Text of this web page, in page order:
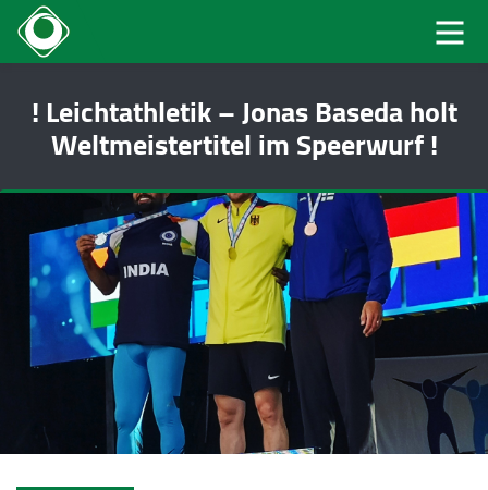
! Leichtathletik – Jonas Baseda holt
Weltmeistertitel im Speerwurf !